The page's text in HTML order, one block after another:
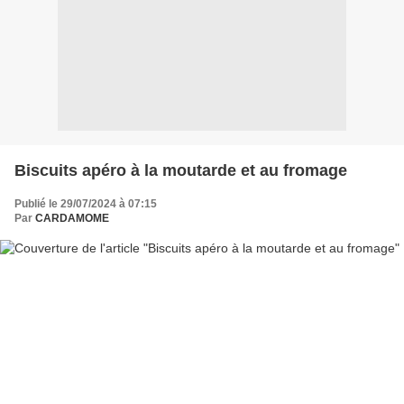
Biscuits apéro à la moutarde et au fromage
Publié le 29/07/2024 à 07:15
Par CARDAMOME